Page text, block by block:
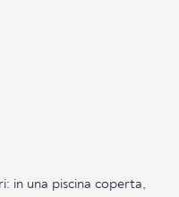
in una piscina coperta,